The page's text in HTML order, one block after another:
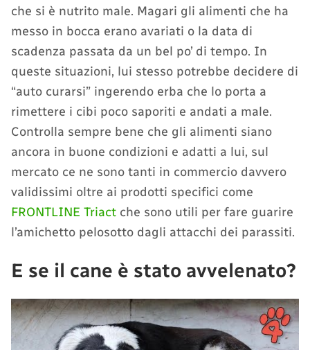
che si è nutrito male. Magari gli alimenti che ha
messo in bocca erano avariati o la data di
scadenza passata da un bel po’ di tempo. In
queste situazioni, lui stesso potrebbe decidere di
“auto curarsi” ingerendo erba che lo porta a
rimettere i cibi poco saporiti e andati a male.
Controlla sempre bene che gli alimenti siano
ancora in buone condizioni e adatti a lui, sul
mercato ce ne sono tanti in commercio davvero
validissimi oltre ai prodotti specifici come
FRONTLINE Triact che sono utili per fare guarire
l’amichetto pelosotto dagli attacchi dei parassiti.
E se il cane è stato avvelenato?